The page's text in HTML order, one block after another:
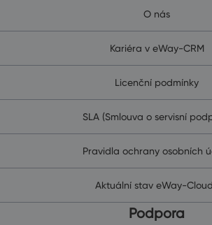
O nás
Kariéra v eWay-CRM
Licenční podmínky
SLA (Smlouva o servisní
Pravidla ochrany osobních
Aktuální stav eWay-
Podpora